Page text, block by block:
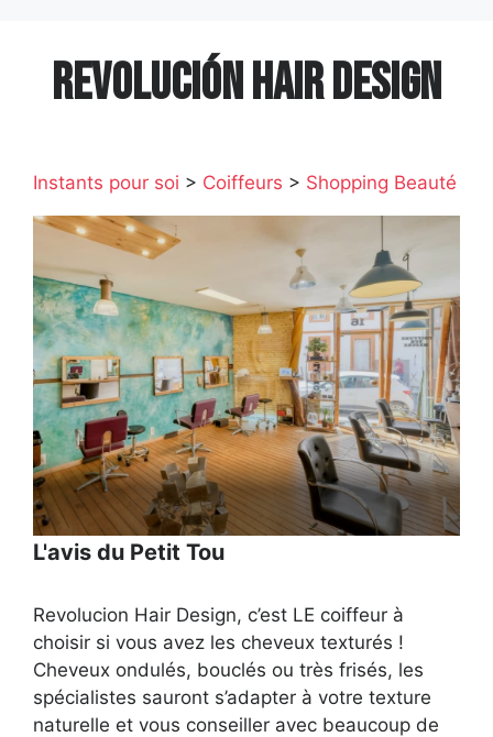
REVOLUCIÓN HAIR DESIGN
Instants pour soi > Coiffeurs > Shopping Beauté
L'avis du Petit Tou
Revolucion Hair Design, c’est LE coiffeur à
choisir si vous avez les cheveux texturés !
Cheveux ondulés, bouclés ou très frisés, les
spécialistes sauront s’adapter à votre texture
naturelle et vous conseiller avec beaucoup de